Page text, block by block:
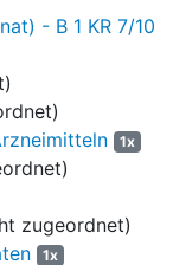
1. April 2020 –
nicht zum
erfolgte nach dem
am 1. Oktober
und zum 1. April
ein solches mit
zur oralen
retard des
- B 1 KR 7/10
1x
zugeordnet)
1x